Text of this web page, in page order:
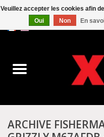
Converse
Kickers
ARCHIVE
Veuillez accepter les cookies afin
Oui
Non En